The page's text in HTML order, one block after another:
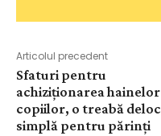
Articolul precedent
Sfaturi pentru
achiziționarea hainelor
copiilor, o treabă deloc
simplă pentru părinți